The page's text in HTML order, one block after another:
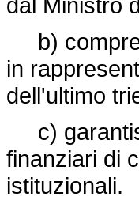
b)
in
dell'ultimo
c)
finanziari di
istituzionali.